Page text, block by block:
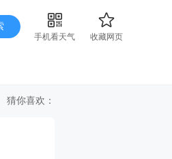
手机看天气
收藏网页
猜你喜欢：